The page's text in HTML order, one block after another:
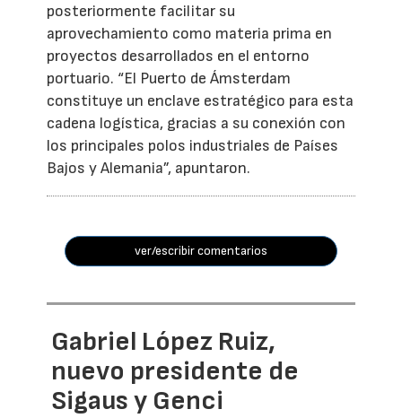
posteriormente facilitar su
aprovechamiento como materia prima en
proyectos desarrollados en el entorno
portuario. “El Puerto de Ámsterdam
constituye un enclave estratégico para esta
cadena logística, gracias a su conexión con
los principales polos industriales de Países
Bajos y Alemania”, apuntaron.
ver/escribir comentarios
Gabriel López Ruiz,
nuevo presidente de
Sigaus y Genci